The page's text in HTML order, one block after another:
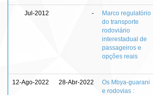
Jul-2012 -
Marco regulatório
do transporte
rodoviário
interestadual de
passageiros e
opções reais
12-Ago-2022 28-Abr-2022
Os Mbya-guarani
e rodovias :